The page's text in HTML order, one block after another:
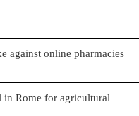
against online pharmacies
Rome for agricultural